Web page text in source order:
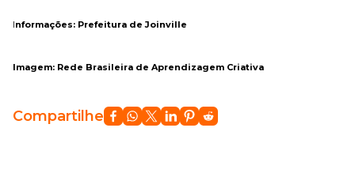
Informações: Prefeitura de Joinville
Imagem: Rede Brasileira de Aprendizagem Criativa
Compartilhe